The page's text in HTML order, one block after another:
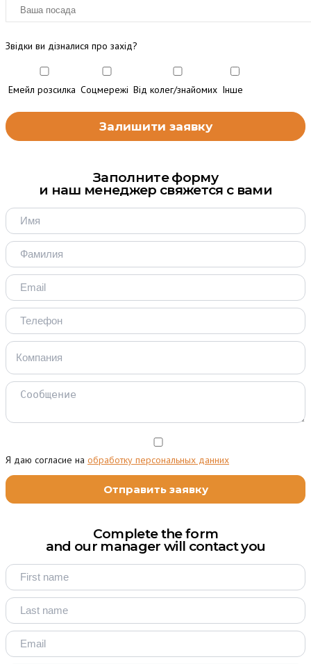
Звідки ви дізналися про захід?
Емейл розсилка Соцмережі Від колег/знайомих Інше
Заполните форму
и наш менеджер свяжется с вами
Я даю согласие на обработку персональных данних
Complete the form
and our manager will contact you